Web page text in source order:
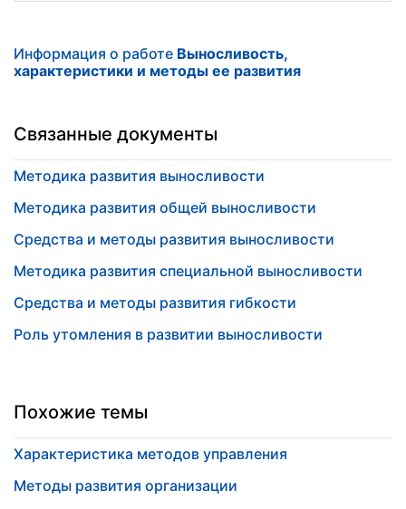
Информация о работе Выносливость,
характеристики и методы ее развития
Связанные документы
Методика развития выносливости
Методика развития общей выносливости
Средства и методы развития выносливости
Методика развития специальной выносливости
Средства и методы развития гибкости
Роль утомления в развитии выносливости
Похожие темы
Характеристика методов управления
Методы развития организации